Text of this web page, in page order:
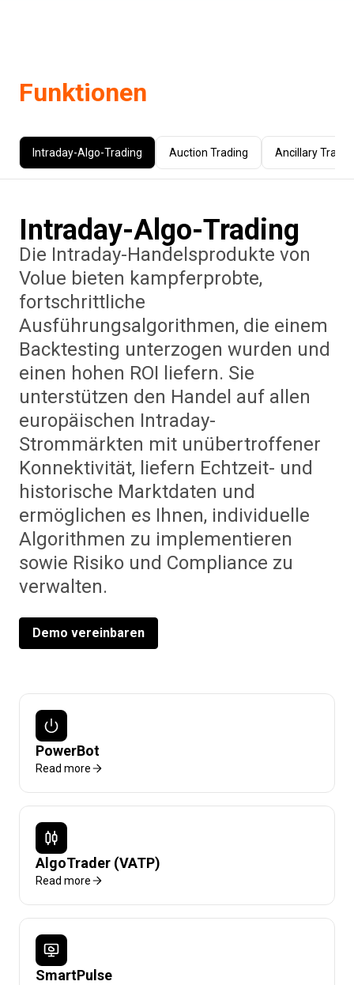
Funktionen
Intraday-Algo-Trading Auction Trading Ancillary
Intraday-Algo-Trading
Die Intraday-Handelsprodukte von
Volue bieten kampferprobte,
fortschrittliche
Ausführungsalgorithmen, die einem
Backtesting unterzogen wurden und
einen hohen ROI liefern. Sie
unterstützen den Handel auf allen
europäischen Intraday-
Strommärkten mit unübertroffener
Konnektivität, liefern Echtzeit- und
historische Marktdaten und
ermöglichen es Ihnen, individuelle
Algorithmen zu implementieren
sowie Risiko und Compliance zu
verwalten.
Demo vereinbaren
PowerBot
Read more
AlgoTrader (VATP)
Read more
SmartPulse